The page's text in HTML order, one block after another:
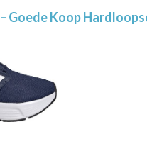
– Goede Koop